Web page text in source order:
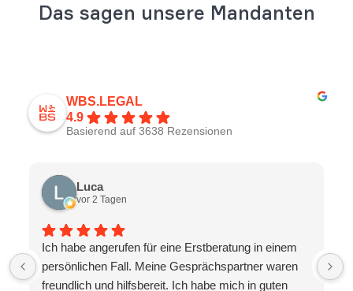
Das sagen unsere Mandanten
WBS.LEGAL
4.9
Basierend auf 3638 Rezensionen
Luca
vor 2 Tagen
Ich habe angerufen für eine Erstberatung in einem
persönlichen Fall. Meine Gesprächspartner waren
freundlich und hilfsbereit. Ich habe mich in guten